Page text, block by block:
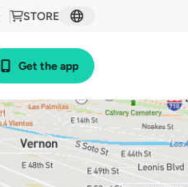
STORE
Get the app